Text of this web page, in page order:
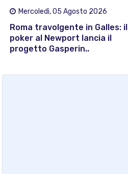
Mercoledì, 05 Agosto 2026
Roma travolgente in Galles: il
poker al Newport lancia il
progetto Gasperin..